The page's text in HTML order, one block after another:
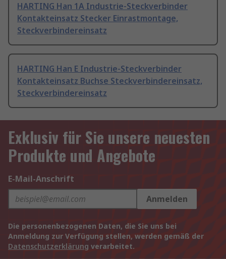
HARTING Han 1A Industrie-Steckverbinder
Kontakteinsatz Stecker Einrastmontage,
Steckverbindereinsatz
HARTING Han E Industrie-Steckverbinder
Kontakteinsatz Buchse Steckverbindereinsatz,
Steckverbindereinsatz
Exklusiv für Sie unsere neuesten
Produkte und Angebote
E-Mail-Anschrift
Anmelden
Die personenbezogenen Daten, die Sie uns bei
Anmeldung zur Verfügung stellen, werden gemäß der
Datenschutzerklärung verarbeitet.